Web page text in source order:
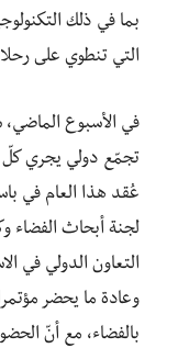
بما في ذلك
التي تنطوي على
تجمّع دولي يجري كلّ
عُقد هذا العام في
التعاون الدولي في
بالفضاء، مع أنّ